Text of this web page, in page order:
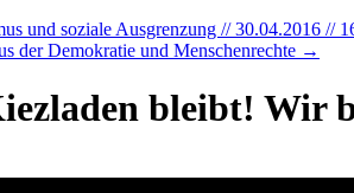
und soziale Ausgrenzung // 30.04.2016 //
der Demokratie und Menschenrechte →
bleibt! Wir